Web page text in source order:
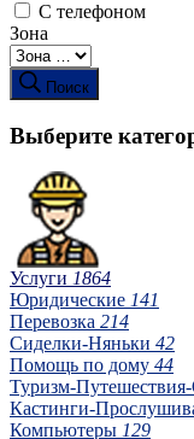
С телефоном
Зона
Поиск
Выберите
Услуги 1864
Юридические 141
Перевозка 214
Сиделки-Няньки 42
Помощь по дому 44
Туризм-
Кастинги-
Компьютеры 129